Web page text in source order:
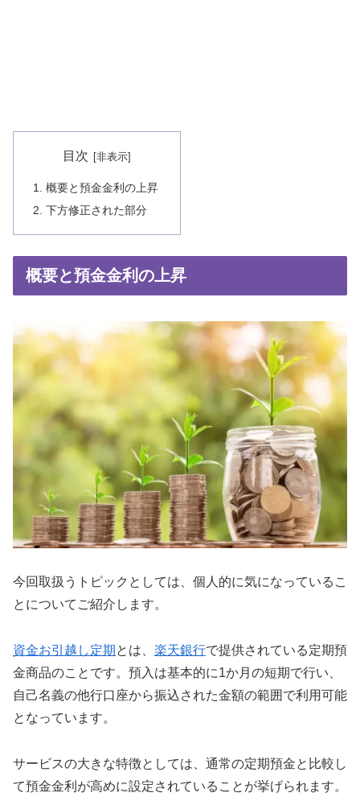
目次
概要と預金金利の上昇
下方修正された部分
概要と預金金利の上昇
今回取扱うトピックとしては、個人的に気になっているこ
とについてご紹介します。
資金お引越し定期 とは、 楽天銀行で提供されている定期預
金商品のことです。預入は基本的に1か月の短期で行い、
自己名義の他行口座から振込された金額の範囲で利用可能
となっています。
サービスの大きな特徴としては、通常の定期預金と比較し
て預金金利が高めに設定されていることが挙げられます。